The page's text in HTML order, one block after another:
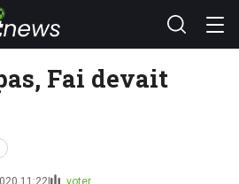
Fai devait
11:22 voter